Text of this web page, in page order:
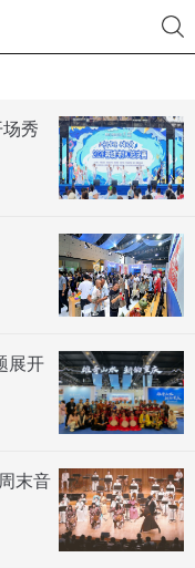
秀
展开
末音